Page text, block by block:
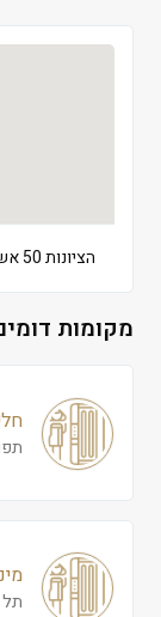
הציונות 50 אשדוד
מקומות
תפוז 1 (קומה 4 דירה
תל חי 63